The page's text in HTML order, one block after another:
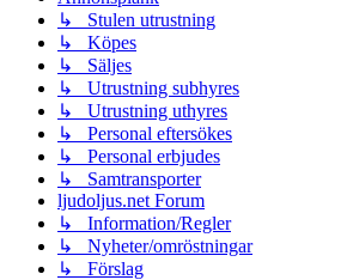
↳ Stulen utrustning
↳ Köpes
↳ Säljes
↳ Utrustning subhyres
↳ Utrustning uthyres
↳ Personal eftersökes
↳ Personal erbjudes
↳ Samtransporter
ljudoljus.net Forum
↳ Information/Regler
↳ Nyheter/omröstningar
↳ Förslag